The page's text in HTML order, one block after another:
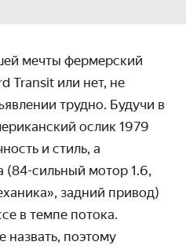
мечты фермерский
Transit или нет, не
трудно. Будучи в
ослик 1979
и стиль, а
(84-сильный мотор 1.6,
задний привод)
в темпе потока.
назвать, поэтому